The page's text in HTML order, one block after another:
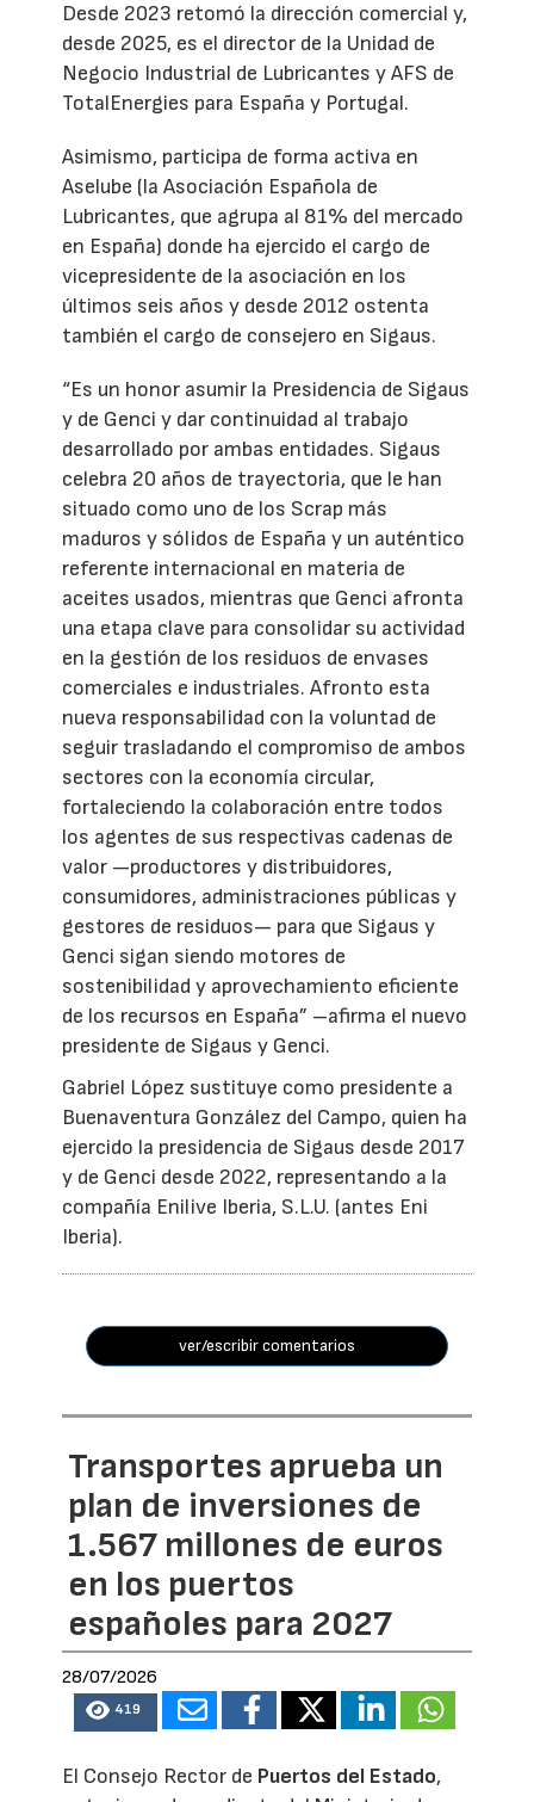
Desde 2023 retomó la dirección comercial y,
desde 2025, es el director de la Unidad de
Negocio Industrial de Lubricantes y AFS de
TotalEnergies para España y Portugal.
Asimismo, participa de forma activa en
Aselube (la Asociación Española de
Lubricantes, que agrupa al 81% del mercado
en España) donde ha ejercido el cargo de
vicepresidente de la asociación en los
últimos seis años y desde 2012 ostenta
también el cargo de consejero en Sigaus.
“Es un honor asumir la Presidencia de Sigaus
y de Genci y dar continuidad al trabajo
desarrollado por ambas entidades. Sigaus
celebra 20 años de trayectoria, que le han
situado como uno de los Scrap más
maduros y sólidos de España y un auténtico
referente internacional en materia de
aceites usados, mientras que Genci afronta
una etapa clave para consolidar su actividad
en la gestión de los residuos de envases
comerciales e industriales. Afronto esta
nueva responsabilidad con la voluntad de
seguir trasladando el compromiso de ambos
sectores con la economía circular,
fortaleciendo la colaboración entre todos
los agentes de sus respectivas cadenas de
valor —productores y distribuidores,
consumidores, administraciones públicas y
gestores de residuos— para que Sigaus y
Genci sigan siendo motores de
sostenibilidad y aprovechamiento eficiente
de los recursos en España” –afirma el nuevo
presidente de Sigaus y Genci.
Gabriel López sustituye como presidente a
Buenaventura González del Campo, quien ha
ejercido la presidencia de Sigaus desde 2017
y de Genci desde 2022, representando a la
compañía Enilive Iberia, S.L.U. (antes Eni
Iberia).
ver/escribir comentarios
Transportes aprueba un
plan de inversiones de
1.567 millones de euros
en los puertos
españoles para 2027
28/07/2026
419
El Consejo Rector de Puertos del Estado,